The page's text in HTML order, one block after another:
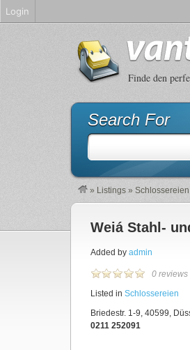
Finde den
Search For
» Listings » Schlossereien
Weiá Stahl-
Added by admin
0 reviews
Listed in Schlossereien
Briedestr. 1-9, 40599,
0211 252091
Login